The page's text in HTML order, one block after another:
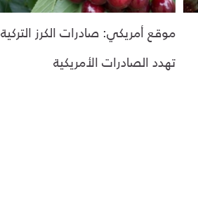
موقع أمريكي: صادرات الكرز التركية
تهدد الصادرات الأمريكية